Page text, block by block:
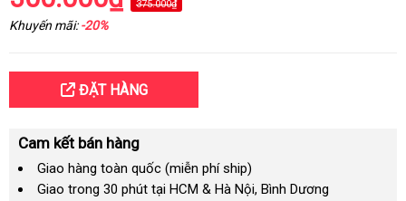
375.000₫
Khuyến mãi:-20%
ĐẶT HÀNG
Cam kết bán hàng
Giao hàng toàn quốc (miễn phí ship)
Giao trong 30 phút tại HCM & Hà Nội, Bình Dương